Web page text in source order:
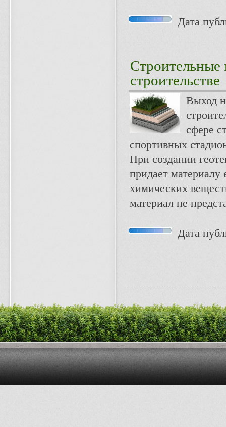
Дата
Строительные
строительстве
Выход
сфере
спортивных
При создании
придает материалу
химических
материал не
Дата